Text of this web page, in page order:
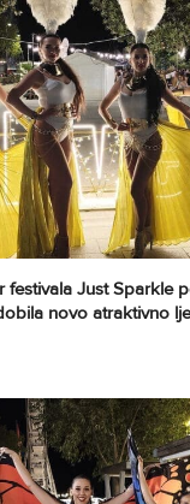
festivala Just Sparkle
novo atraktivno